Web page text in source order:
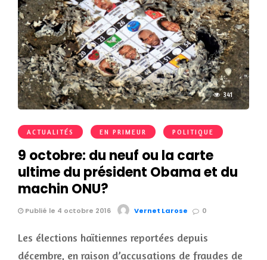
341
ACTUALITÉS EN PRIMEUR POLITIQUE
9 octobre: du neuf ou la carte
ultime du président Obama et du
machin ONU?
Publié le 4 octobre 2016 Vernet Larose 0
Les élections haïtiennes reportées depuis
décembre, en raison d’accusations de fraudes de